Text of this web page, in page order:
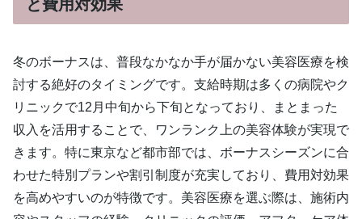
と費用対効果
冬のボーナスは、普段なかなか手が届かない美容医療を検
討する絶好のタイミングです。支給時期は多くの病院やク
リニックで12月中旬から下旬となっており、まとまった
収入を活用することで、ワンランク上の美容体験が実現で
きます。特に東京など都市部では、ボーナスシーズンに合
わせた特別プランや割引制度が充実しており、費用対効果
を高めやすいのが特徴です。美容医療を選ぶ際は、施術内